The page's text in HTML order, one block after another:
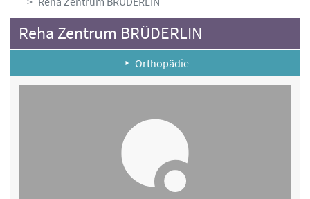
Reha Zentrum BRÜDERLIN
Orthopädie